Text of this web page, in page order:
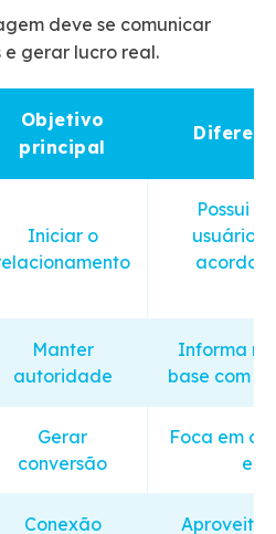
deve se comunicar
gerar lucro real.
Objetivo
principal
Iniciar o
Possui
usuários
acordo
Manter
autoridade
Informa
base com
Gerar
conversão
Foca em
e
Conexão
Aproveita